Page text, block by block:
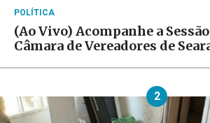
POLÍTICA
(Ao Vivo) Acompanhe a
Câmara de Vereadores de
2